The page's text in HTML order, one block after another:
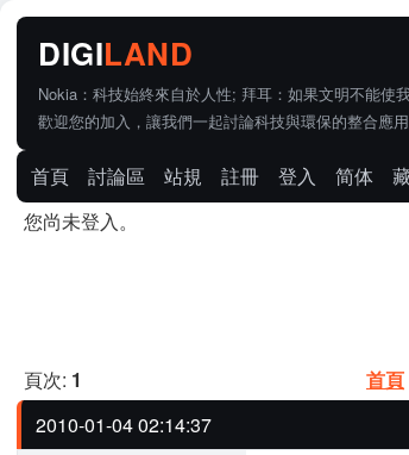
Nokia：科技始終來自於人性; 拜耳：如果文明不能使
歡迎您的加入，讓我們一起討論科技與環保的整合應
首頁 討論區 站規 註冊 登入 简体
您尚未登入。
頁次: 1 首頁
2010-01-04 02:14:37